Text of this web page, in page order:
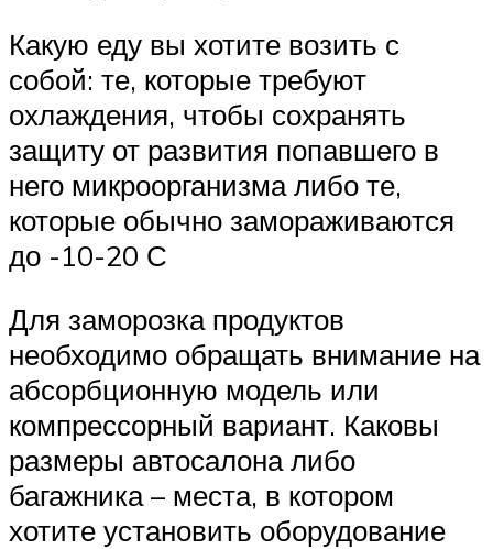
Какую еду вы хотите возить с
собой: те, которые требуют
охлаждения, чтобы сохранять
защиту от развития попавшего в
него микроорганизма либо те,
которые обычно замораживаются
до -10-20 С
Для заморозка продуктов
необходимо обращать внимание на
абсорбционную модель или
компрессорный вариант. Каковы
размеры автосалона либо
багажника – места, в котором
хотите установить оборудование